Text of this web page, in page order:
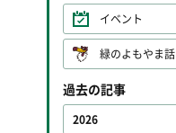
イベント
緑のよもやま話
過去の記事
2026